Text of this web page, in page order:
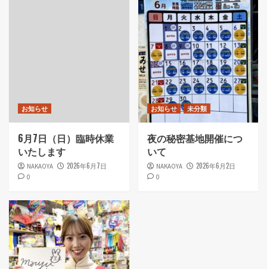
お知らせ
6月7日（日）臨時休業
いたします
NAKAOYA 2026年6月7日
0
お知らせ 未分類
夜の秘密基地開催につ
いて
NAKAOYA 2026年6月2日
0